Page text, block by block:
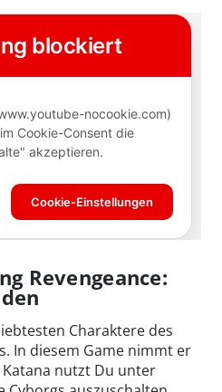
Revengeance:
Charaktere des
In diesem Game nimmt er
nutzt Du unter